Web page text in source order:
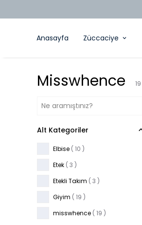
Anasayfa Züccaciye
Misswhence 19
Alt Kategoriler
Elbise ( 10 )
Etek ( 3 )
Etekli Takım ( 3 )
Giyim ( 19 )
misswhence ( 19 )